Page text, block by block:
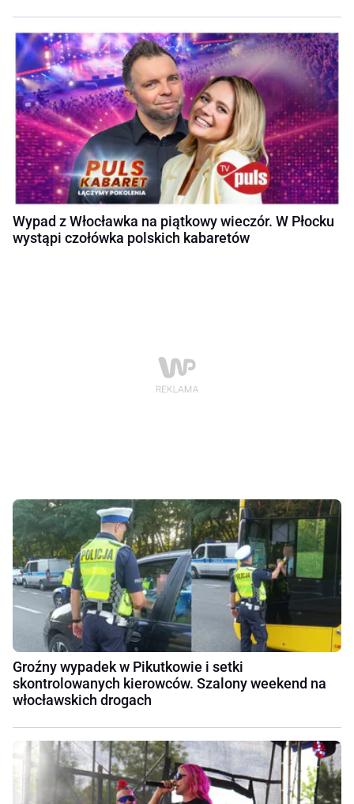
Wypad z Włocławka na piątkowy wieczór. W Płocku
wystąpi czołówka polskich kabaretów
Groźny wypadek w Pikutkowie i setki
skontrolowanych kierowców. Szalony weekend na
włocławskich drogach